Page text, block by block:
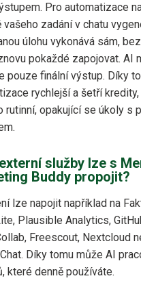
Pro automatizace
vašeho zadání v chatu
úlohu vykonává sám,
pokaždé zapojovat. AI
pouze finální výstup. Díky
rychlejší a šetří
rutinní, opakující se úkoly s
služby lze s
Buddy propojit?
lze napojit například na
Plausible Analytics,
Freescout, Nextcloud
Díky tomu může AI
které denně používáte.